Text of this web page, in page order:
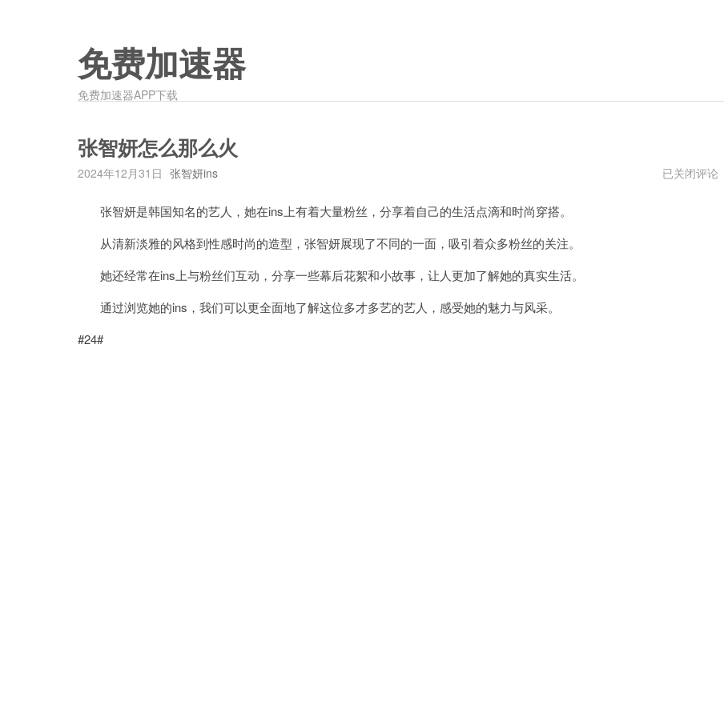
免费加速器
免费加速器APP下载
张智妍怎么那么火
2024年12月31日 张智妍ins
张
已关闭评论
张智妍是韩国知名的艺人，她在ins上有着大量粉丝，分享着自己的生活点滴和时尚穿搭。
从清新淡雅的风格到性感时尚的造型，张智妍展现了不同的一面，吸引着众多粉丝的关注。
她还经常在ins上与粉丝们互动，分享一些幕后花絮和小故事，让人更加了解她的真实生活。
通过浏览她的ins，我们可以更全面地了解这位多才多艺的艺人，感受她的魅力与风采。
#24#